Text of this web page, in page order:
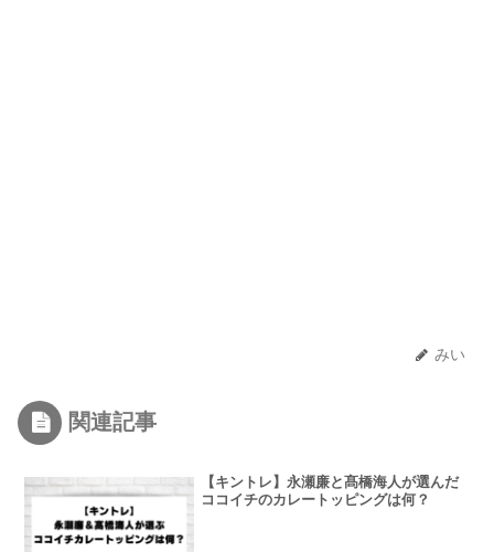
みい
関連記事
【キントレ】永瀬廉と髙橋海人が選んだ
ココイチのカレートッピングは何？